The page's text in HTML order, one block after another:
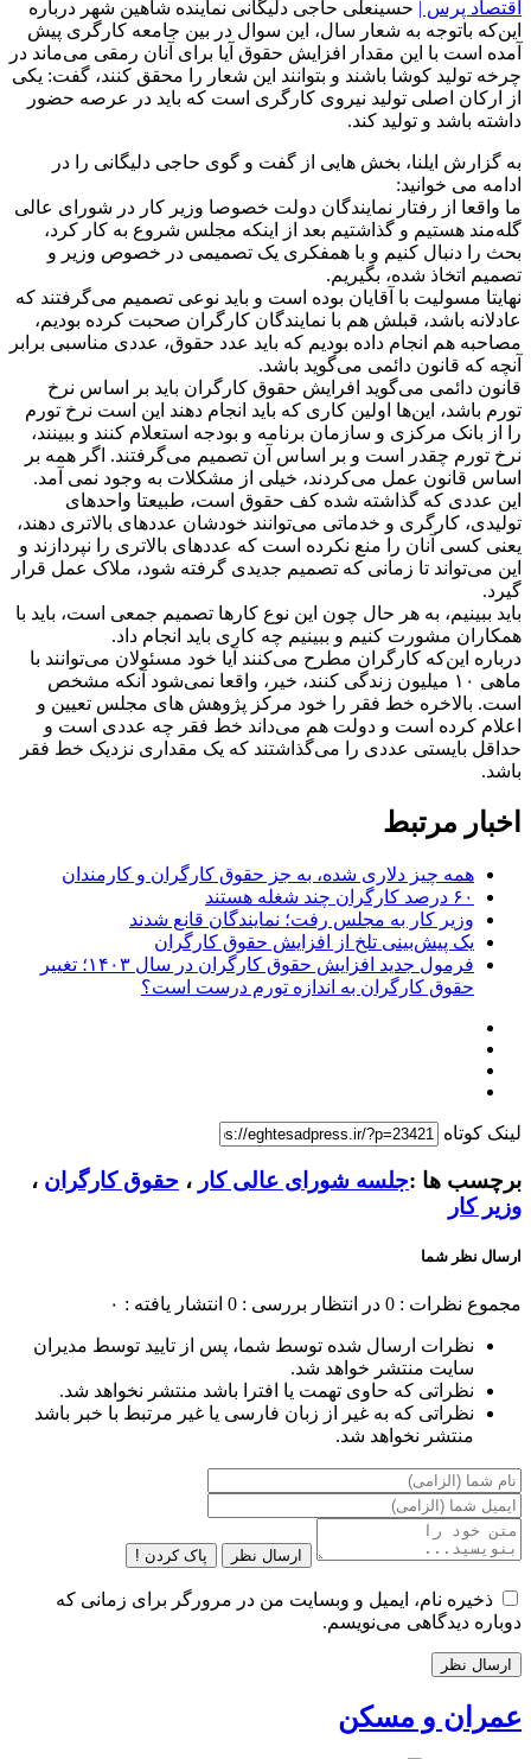
اقتصاد پرس | حسینعلی حاجی دلیگانی نماینده شاهین شهر درباره
این‌که باتوجه به شعار سال، این سوال در بین جامعه کارگری پیش
آمده است با این مقدار افزایش حقوق آیا برای آنان رمقی می‌ماند در
چرخه تولید کوشا باشند و بتوانند این شعار را محقق کنند، گفت: یکی
از ارکان اصلی تولید نیروی کارگری است که باید در عرصه حضور
داشته باشد و تولید کند.
به گزارش ایلنا، بخش هایی از گفت و گوی حاجی دلیگانی را در
ادامه می خوانید:
ما واقعا از رفتار نمایندگان دولت خصوصا وزیر کار در شورای عالی
گله‌مند هستیم و گذاشتیم بعد از اینکه مجلس شروع به کار کرد،
بحث را دنبال کنیم و با همفکری یک تصمیمی در خصوص وزیر و
تصمیم اتخاذ شده، بگیریم.
نهایتا مسولیت با آقایان بوده است و باید نوعی تصمیم می‌گرفتند که
عادلانه باشد، قبلش هم با نمایندگان کارگران‌ صحبت کرده بودیم،
مصاحبه هم انجام داده بودیم که باید عدد حقوق، عددی مناسبی برابر
آنچه که قانون دائمی می‌گوید باشد.
قانون دائمی می‌گوید افرایش حقوق کارگران باید بر اساس نرخ
تورم‌ باشد، این‌ها اولین کاری که باید انجام دهند این است نرخ تورم‌
را از بانک مرکزی و سازمان برنامه و بودجه استعلام کنند و ببینند،
نرخ تورم چقدر است و بر اساس آن تصمیم می‌‌گرفتند. اگر همه بر
اساس قانون عمل می‌کردند، خیلی از مشکلات به وجود نمی آمد.
این عددی که گذاشته شده کف حقوق است، طبیعتا واحدهای
تولیدی، کارگری و خدماتی می‌توانند خودشان عددهای بالاتری دهند،
یعنی کسی آنان را منع نکرده است که عددهای بالاتری را نپردازند و
این می‌تواند تا زمانی که تصمیم جدیدی گرفته شود، ملاک عمل قرار
گیرد.
باید ببینیم، به هر حال چون این نوع کارها تصمیم جمعی است، باید با
همکاران مشورت کنیم و ببینیم چه کاری باید انجام داد.
درباره این‌که کارگران مطرح می‌کنند آیا خود مسئولان می‌توانند با
ماهی ۱۰ میلیون زندگی کنند، خیر، واقعا نمی‌شود آنکه مشخص
است. بالاخره خط فقر را خود مرکز پژوهش های مجلس تعیین و
اعلام کرده است و دولت هم می‌داند خط فقر چه عددی است و
حداقل بایستی عددی را می‌گذاشتند که یک مقداری نزدیک خط فقر
باشد.
اخبار مرتبط
همه چیز دلاری شده، به جز حقوق کارگران و کارمندان
۶۰ درصد کارگران چند شغله‌ هستند
وزیر کار به مجلس رفت؛ نمایندگان قانع شدند
یک پیش‌بینی تلخ از افزایش حقوق کارگران
فرمول جدید افزایش حقوق کارگران در سال ۱۴۰۳؛ تغییر
حقوق کارگران به اندازه تورم درست است؟
لینک کوتاه
برچسب ها :جلسه شورای عالی کار ، حقوق کارگران ،
وزیر کار
ارسال نظر شما
مجموع نظرات : 0 در انتظار بررسی : 0 انتشار یافته : ۰
نظرات ارسال شده توسط شما، پس از تایید توسط مدیران
سایت منتشر خواهد شد.
نظراتی که حاوی تهمت یا افترا باشد منتشر نخواهد شد.
نظراتی که به غیر از زبان فارسی یا غیر مرتبط با خبر باشد
منتشر نخواهد شد.
ارسال نظر پاک کردن !
ذخیره نام، ایمیل و وبسایت من در مرورگر برای زمانی که
دوباره دیدگاهی می‌نویسم.
عمران و مسکن